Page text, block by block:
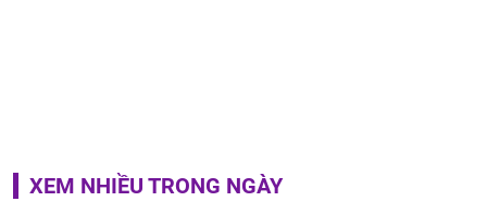
XEM NHIỀU TRONG NGÀY